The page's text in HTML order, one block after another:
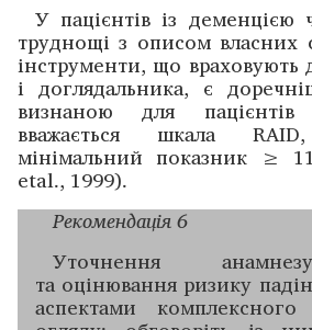
У пацієнтів із деменцією
труднощі з описом власних
інструменти, що враховують
і доглядальника, є
визнаною для пацієнтів
вважається шкала
мінімальний показник ≥
etal., 1999).
Рекомендація 6
Уточнення
та оцінювання ­ризику
аспектами комплексного